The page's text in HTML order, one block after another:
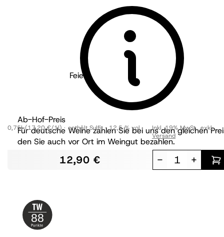
Tischmacher Weine
Feierabend Sekt Pinot Rosé
Ab-Hof-Preis
Für deutsche Weine zahlen Sie bei uns den gleichen
den Sie auch vor Ort im Weingut bezahlen.
0,75l (17,20 €/1l) enthält Sulfit 12,5 % vol
12,90 €
Inkl. 19% MwSt.,exkl.
Versand
- +
88